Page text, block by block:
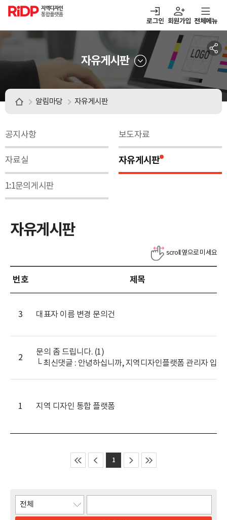
RiDP 지역디자인
통합플랫폼
로그인 회원가입
열기 알림마당
열기 아이디어뱅크
전체메뉴
자유게시판
알림마당 자유게시판
공지사항 보도자료
자료실 자유게시판
1:1문의게시판
자유게시판
번호 제목
3 대표자 이름 변경 문의건
2
문의 좀 드립니다. (1)
1 지역 디자인 통합 플랫폼
1